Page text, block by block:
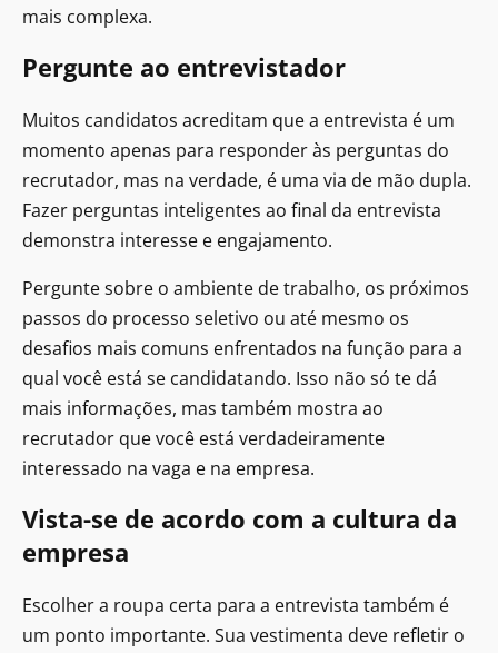
mais complexa.
Pergunte ao entrevistador
Muitos candidatos acreditam que a entrevista é um
momento apenas para responder às perguntas do
recrutador, mas na verdade, é uma via de mão dupla.
Fazer perguntas inteligentes ao final da entrevista
demonstra interesse e engajamento.
Pergunte sobre o ambiente de trabalho, os próximos
passos do processo seletivo ou até mesmo os
desafios mais comuns enfrentados na função para a
qual você está se candidatando. Isso não só te dá
mais informações, mas também mostra ao
recrutador que você está verdadeiramente
interessado na vaga e na empresa.
Vista-se de acordo com a cultura da
empresa
Escolher a roupa certa para a entrevista também é
um ponto importante. Sua vestimenta deve refletir o